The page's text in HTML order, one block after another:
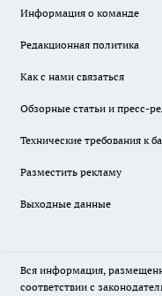
Информация о команде
Редакционная политика
Как с нами связаться
Обзорные статьи и пресс-
Технические требования к
Разместить рекламу
Выходные данные
Вся информация,
соответствии с